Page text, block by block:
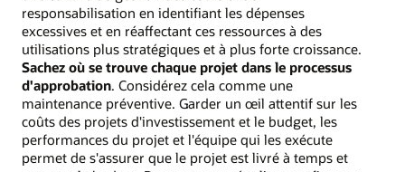
responsabilisation en identifiant les dépenses
excessives et en réaffectant ces ressources à des
utilisations plus stratégiques et à plus forte croissance.
Sachez où se trouve chaque projet dans le processus
d'approbation. Considérez cela comme une
maintenance préventive. Garder un œil attentif sur les
coûts des projets d'investissement et le budget, les
performances du projet et l'équipe qui les exécute
permet de s'assurer que le projet est livré à temps et